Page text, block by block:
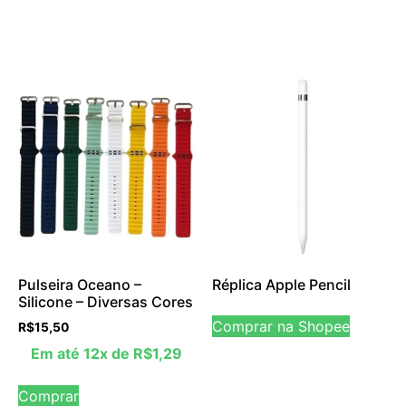
Pulseira Oceano –
Silicone – Diversas Cores
R$15,50
Em até 12x de R$1,29
Comprar
Réplica Apple Pencil
Comprar na Shopee